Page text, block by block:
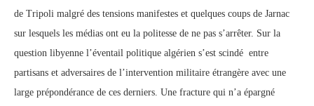
de Tripoli malgré des tensions manifestes et quelques coups de Jarnac
sur lesquels les médias ont eu la politesse de ne pas s’arrêter. Sur la
question libyenne l’éventail politique algérien s’est scindé entre
partisans et adversaires de l’intervention militaire étrangère avec une
large prépondérance de ces derniers. Une fracture qui n’a épargné